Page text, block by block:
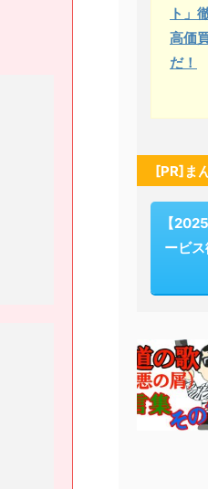
ト」
高価
だ！
[PR]ま
【
ービ